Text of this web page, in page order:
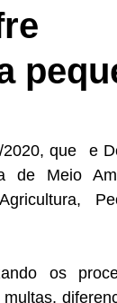
que  e
de Meio
os